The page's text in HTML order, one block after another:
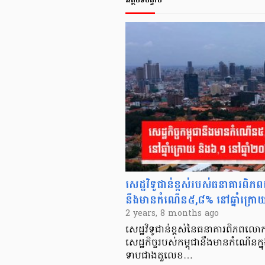
សេដ្ឋវិទូជាន់ខ្ពស់របស់ធនាគារពិភព
នឹងមានកំណើន៥,៨% នៅឆ្នាំក្រ
2 years, 8 months ago
សេដ្ឋវិទូជាន់ខ្ពស់នៃធនាគារពិភពលោ
សេដ្ឋកិច្ចរបស់កម្ពុជានឹងមានកំណើនក្
ទាបជាងតួលេខ…